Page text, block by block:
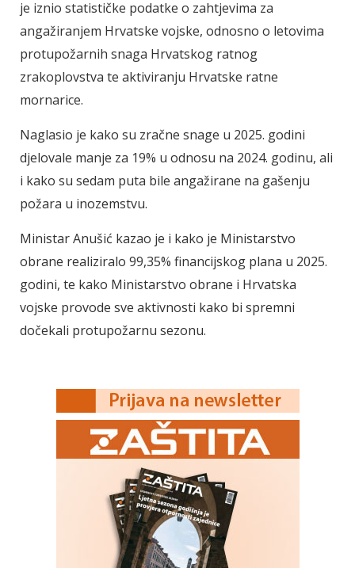
je iznio statističke podatke o zahtjevima za
angažiranjem Hrvatske vojske, odnosno o letovima
protupožarnih snaga Hrvatskog ratnog
zrakoplovstva te aktiviranju Hrvatske ratne
mornarice.
Naglasio je kako su zračne snage u 2025. godini
djelovale manje za 19% u odnosu na 2024. godinu, ali
i kako su sedam puta bile angažirane na gašenju
požara u inozemstvu.
Ministar Anušić kazao je i kako je Ministarstvo
obrane realiziralo 99,35% financijskog plana u 2025.
godini, te kako Ministarstvo obrane i Hrvatska
vojske provode sve aktivnosti kako bi spremni
dočekali protupožarnu sezonu.